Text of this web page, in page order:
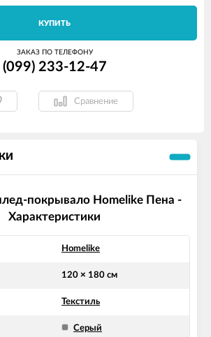
КУПИТЬ
ЗАКАЗ ПО ТЕЛЕФОНУ
(099) 233-12-47
Сравнение
покрывало Homelike Пена -
Характеристики
Homelike
120 × 180 см
Текстиль
Серый